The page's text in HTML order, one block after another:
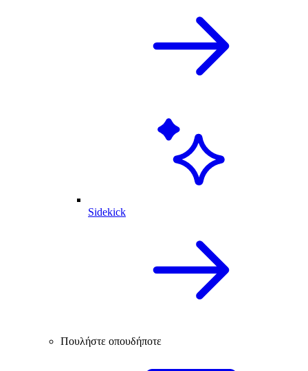
Sidekick
Πουλήστε οπουδήποτε